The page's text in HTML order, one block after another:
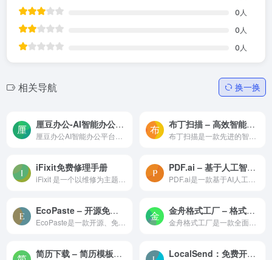
0 人
0 人
0 人
相关导航 换一换
厘豆办公-AI智能办公平台-ppt素材,word合同行业表格模板,PDF在线转换 布丁扫描 – 高效智能的文字识别（OCR）工具
iFixit免费修理手册 PDF.ai – 基于人工智能的PDF文档总结工具
EcoPaste – 开源免费的跨平台剪贴板管理工具 金舟格式工厂 – 格式转换工具_视频转换_音频转换_文档转换
简历下载 – 简历模板免费下载_个人简历WORD模板_可编辑简历制作模板免费 LocalSend：免费开源的跨平台文件传输工具，不压缩文件，不限制传输速度